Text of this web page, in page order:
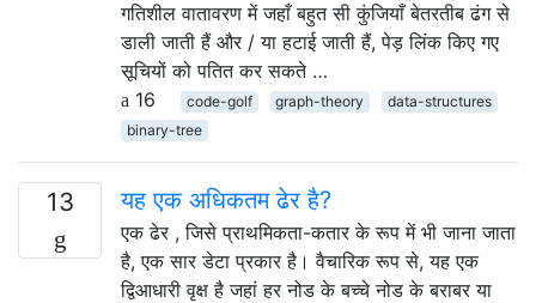
गतिशील वातावरण में जहाँ बहुत सी कुंजियाँ बेतरतीब ढंग से
डाली जाती हैं और / या हटाई जाती हैं, पेड़ लिंक किए गए
सूचियों को पतित कर सकते …
16
code-golf graph-theory
data-structures
binary-tree
13 यह एक अधिकतम ढेर है?
एक ढेर , जिसे प्राथमिकता-कतार के रूप में भी जाना जाता
है, एक सार डेटा प्रकार है। वैचारिक रूप से, यह एक
द्विआधारी वृक्ष है जहां हर नोड के बच्चे नोड के बराबर या